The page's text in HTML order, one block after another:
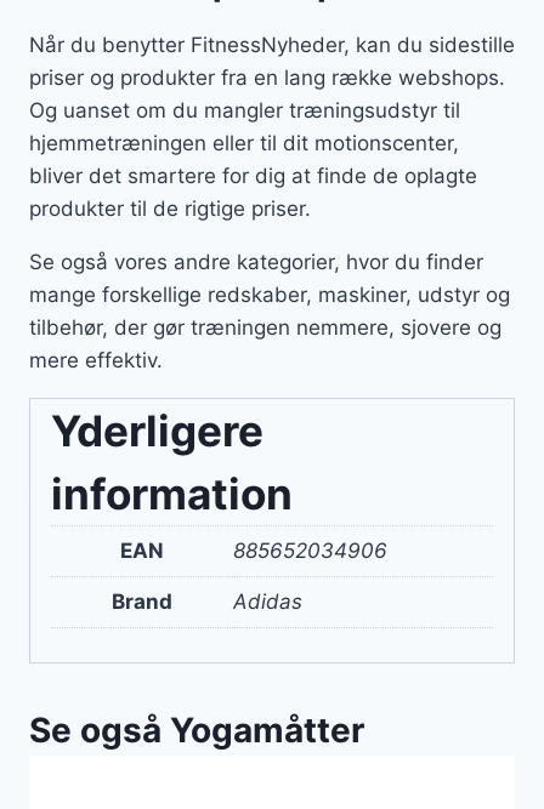
Når du benytter FitnessNyheder, kan du sidestille
priser og produkter fra en lang række webshops.
Og uanset om du mangler træningsudstyr til
hjemmetræningen eller til dit motionscenter,
bliver det smartere for dig at finde de oplagte
produkter til de rigtige priser.
Se også vores andre kategorier, hvor du finder
mange forskellige redskaber, maskiner, udstyr og
tilbehør, der gør træningen nemmere, sjovere og
mere effektiv.
Yderligere
information
EAN 885652034906
Brand Adidas
Se også Yogamåtter